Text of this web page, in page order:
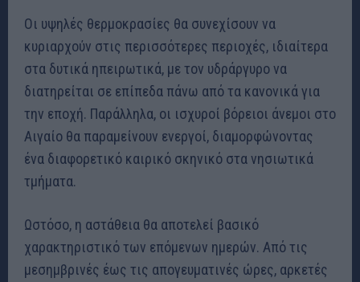
Οι υψηλές θερμοκρασίες θα συνεχίσουν να
κυριαρχούν στις περισσότερες περιοχές, ιδιαίτερα
στα δυτικά ηπειρωτικά, με τον υδράργυρο να
διατηρείται σε επίπεδα πάνω από τα κανονικά για
την εποχή. Παράλληλα, οι ισχυροί βόρειοι άνεμοι στο
Αιγαίο θα παραμείνουν ενεργοί, διαμορφώνοντας
ένα διαφορετικό καιρικό σκηνικό στα νησιωτικά
τμήματα.
Ωστόσο, η αστάθεια θα αποτελεί βασικό
χαρακτηριστικό των επόμενων ημερών. Από τις
μεσημβρινές έως τις απογευματινές ώρες, αρκετές